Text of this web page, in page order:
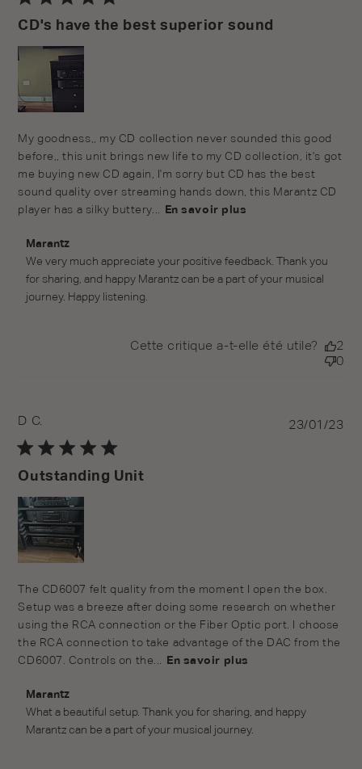
CD's have the best superior sound
My goodness,, my CD collection never sounded this good
before,, this unit brings new life to my CD collection, it's got
me buying new CD again, I'm sorry but CD has the best
sound quality over streaming hands down, this Marantz CD
player has a silky buttery...
En savoir plus
Commentaires du propriétaire du magasin sur l'examen
par Marantz le Tue Mar 28 2023
Marantz
We very much appreciate your positive feedback. Thank you
for sharing, and happy Marantz can be a part of your musical
journey. Happy listening.
Cette critique a-t-elle été utile?
2
0
D C.
Outstanding Unit
The CD6007 felt quality from the moment I open the box.
Setup was a breeze after doing some research on whether
using the RCA connection or the Fiber Optic port. I choose
the RCA connection to take advantage of the DAC from the
CD6007. Controls on the...
En savoir plus
Commentaires du propriétaire du magasin sur l'examen
par Marantz le Tue Jan 24 2023
Marantz
What a beautiful setup. Thank you for sharing, and happy
Marantz can be a part of your musical journey.
23/01/23